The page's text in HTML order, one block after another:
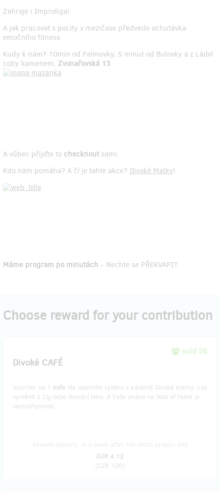
Zahraje i Improliga!
A jak pracovat s pocity v mezičase předvede ochutávka
emočního fitness.
Kudy k nám? 10min od Palmovky, 5 minut od Bulovky a z Ládví
coby kamenem. Zvonařovská 13
A vůbec přijďte to checknoutsami.
Kdo nám pomáha? A čí je tahle akce? Divoké Matky!
Máme program po minutách – Nechte se PŘEKVAPIT.
Choose reward for your contribution
sold 26
Divoké CAFÉ
Voucher na 1 kafe dle vlastního výběru v kavárně Divoké matky. Lze
vyměnit z čaj nebo domácí limo. A Vaše jméno na Wall of Fame je
samozřejmostí.
EUR 4.12
(CZK 100)